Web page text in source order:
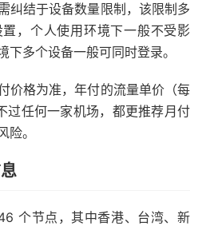
纠结于设备数量限制，该限制多
，个人使用环境下一般不受影
下多个设备一般可同时登录。
价格为准，年付的流量单价（每
过任何一家机场，都更推荐月付
。
个节点，其中香港、台湾、新